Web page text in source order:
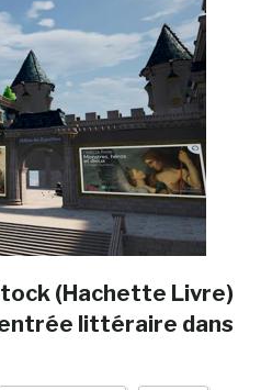
(Hachette Livre)
littéraire dans